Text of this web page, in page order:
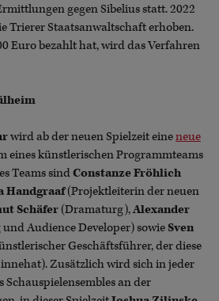
gegen Sibelius statt. 2022
Trierer Staatsanwaltschaft erhoben.
Euro bezahlt hat, wird das Verfahren
wird ab der neuen Spielzeit eineneue
eines künstlerischen Programmteams
Teams sindConstanze Fröhlich
Handgraaf(Projektleiterin der neuen
Schäfer(Dramaturg),Alexander
Audience Developer) sowieSven
Geschäftsführer, der diese
Zusätzlich wird sich in jeder
an der